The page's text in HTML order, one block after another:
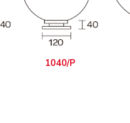
1040/P